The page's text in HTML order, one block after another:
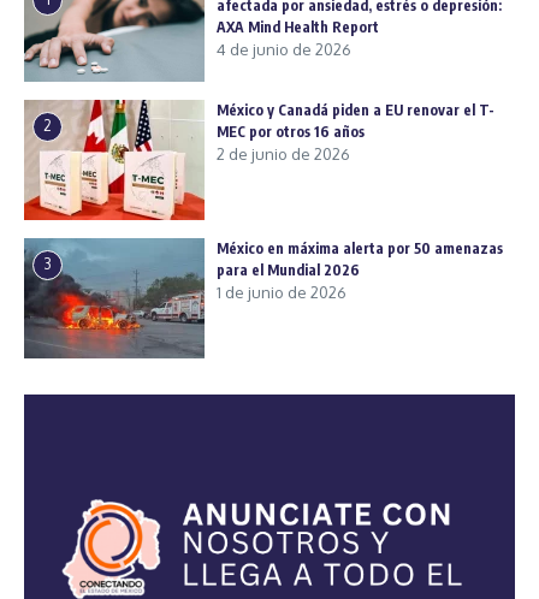
afectada por ansiedad, estrés o depresión:
AXA Mind Health Report
4 de junio de 2026
2
México y Canadá piden a EU renovar el T-
MEC por otros 16 años
2 de junio de 2026
3
México en máxima alerta por 50 amenazas
para el Mundial 2026
1 de junio de 2026